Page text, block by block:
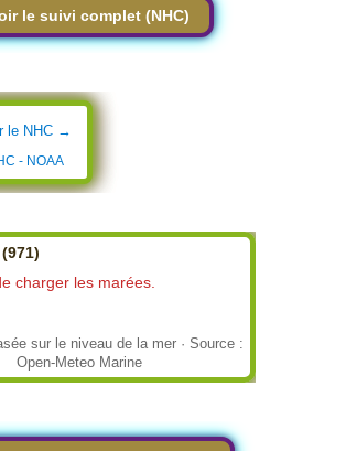
le suivi complet (NHC)
le NHC →
- NOAA
charger les marées.
sur le niveau de la mer · Source :
Open-Meteo Marine